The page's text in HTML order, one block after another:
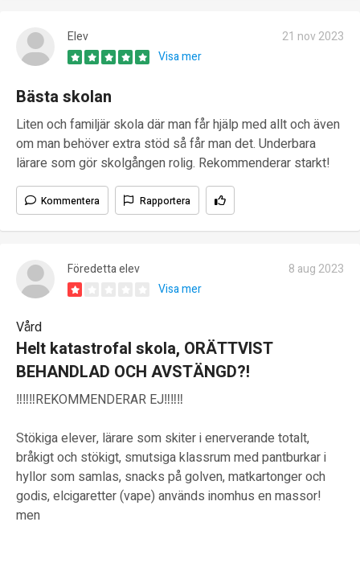
Elev
21 nov 2023
Visa mer
Bästa skolan
Liten och familjär skola där man får hjälp med allt och även
om man behöver extra stöd så får man det. Underbara
lärare som gör skolgången rolig. Rekommenderar starkt!
Kommentera Rapportera
Föredetta elev
8 aug 2023
Visa mer
Vård
Helt katastrofal skola, ORÄTTVIST
BEHANDLAD OCH AVSTÄNGD?!
‼️‼️‼️REKOMMENDERAR EJ‼️‼️‼️
Stökiga elever, lärare som skiter i enerverande totalt,
bråkigt och stökigt, smutsiga klassrum med pantburkar i
hyllor som samlas, snacks på golven, matkartonger och
godis, elcigaretter (vape) används inomhus en massor!
men